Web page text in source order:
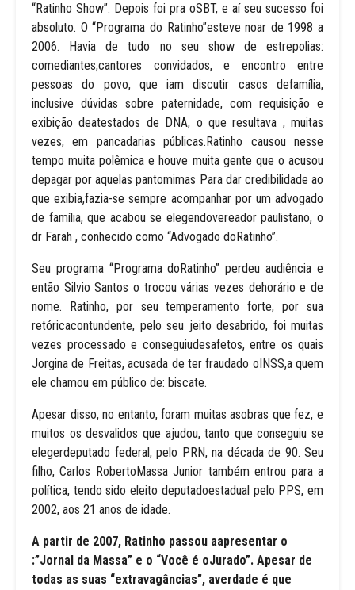
“Ratinho Show”. Depois foi pra oSBT, e aí seu sucesso foi
absoluto. O “Programa do Ratinho”esteve noar de 1998 a
2006. Havia de tudo no seu show de estrepolias:
comediantes,cantores convidados, e encontro entre
pessoas do povo, que iam discutir casos defamília,
inclusive dúvidas sobre paternidade, com requisição e
exibição deatestados de DNA, o que resultava , muitas
vezes, em pancadarias públicas.Ratinho causou nesse
tempo muita polêmica e houve muita gente que o acusou
depagar por aquelas pantomimas Para dar credibilidade ao
que exibia,fazia-se sempre acompanhar por um advogado
de família, que acabou se elegendovereador paulistano, o
dr Farah , conhecido como “Advogado doRatinho”.
Seu programa “Programa doRatinho” perdeu audiência e
então Silvio Santos o trocou várias vezes dehorário e de
nome. Ratinho, por seu temperamento forte, por sua
retóricacontundente, pelo seu jeito desabrido, foi muitas
vezes processado e conseguiudesafetos, entre os quais
Jorgina de Freitas, acusada de ter fraudado oINSS,a quem
ele chamou em público de: biscate.
Apesar disso, no entanto, foram muitas asobras que fez, e
muitos os desvalidos que ajudou, tanto que conseguiu se
elegerdeputado federal, pelo PRN, na década de 90. Seu
filho, Carlos RobertoMassa Junior também entrou para a
política, tendo sido eleito deputadoestadual pelo PPS, em
2002, aos 21 anos de idade.
A partir de 2007, Ratinho passou aapresentar o
:”Jornal da Massa” e o “Você é oJurado”. Apesar de
todas as suas “extravagâncias”, averdade é que